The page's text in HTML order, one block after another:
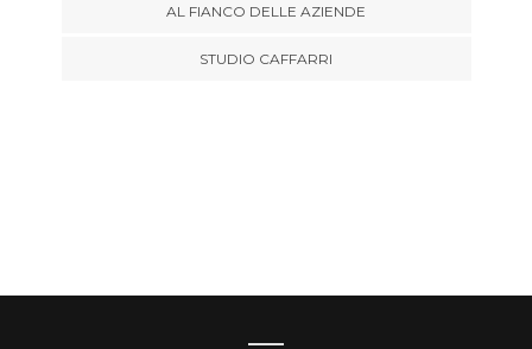
AL FIANCO DELLE AZIENDE
STUDIO CAFFARRI